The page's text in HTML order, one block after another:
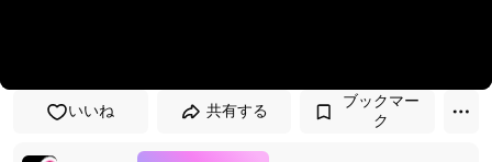
いいね 共有する
ブックマー
ク